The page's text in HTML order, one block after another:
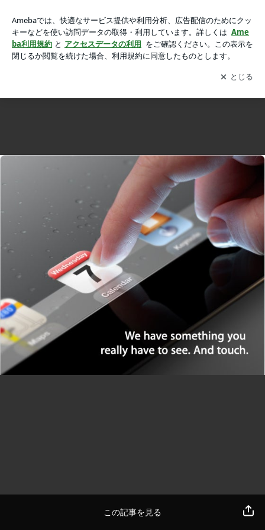
画像
iPad3 およびNew Apple TV、発表と同時に発売のもよう。
この記事を見る